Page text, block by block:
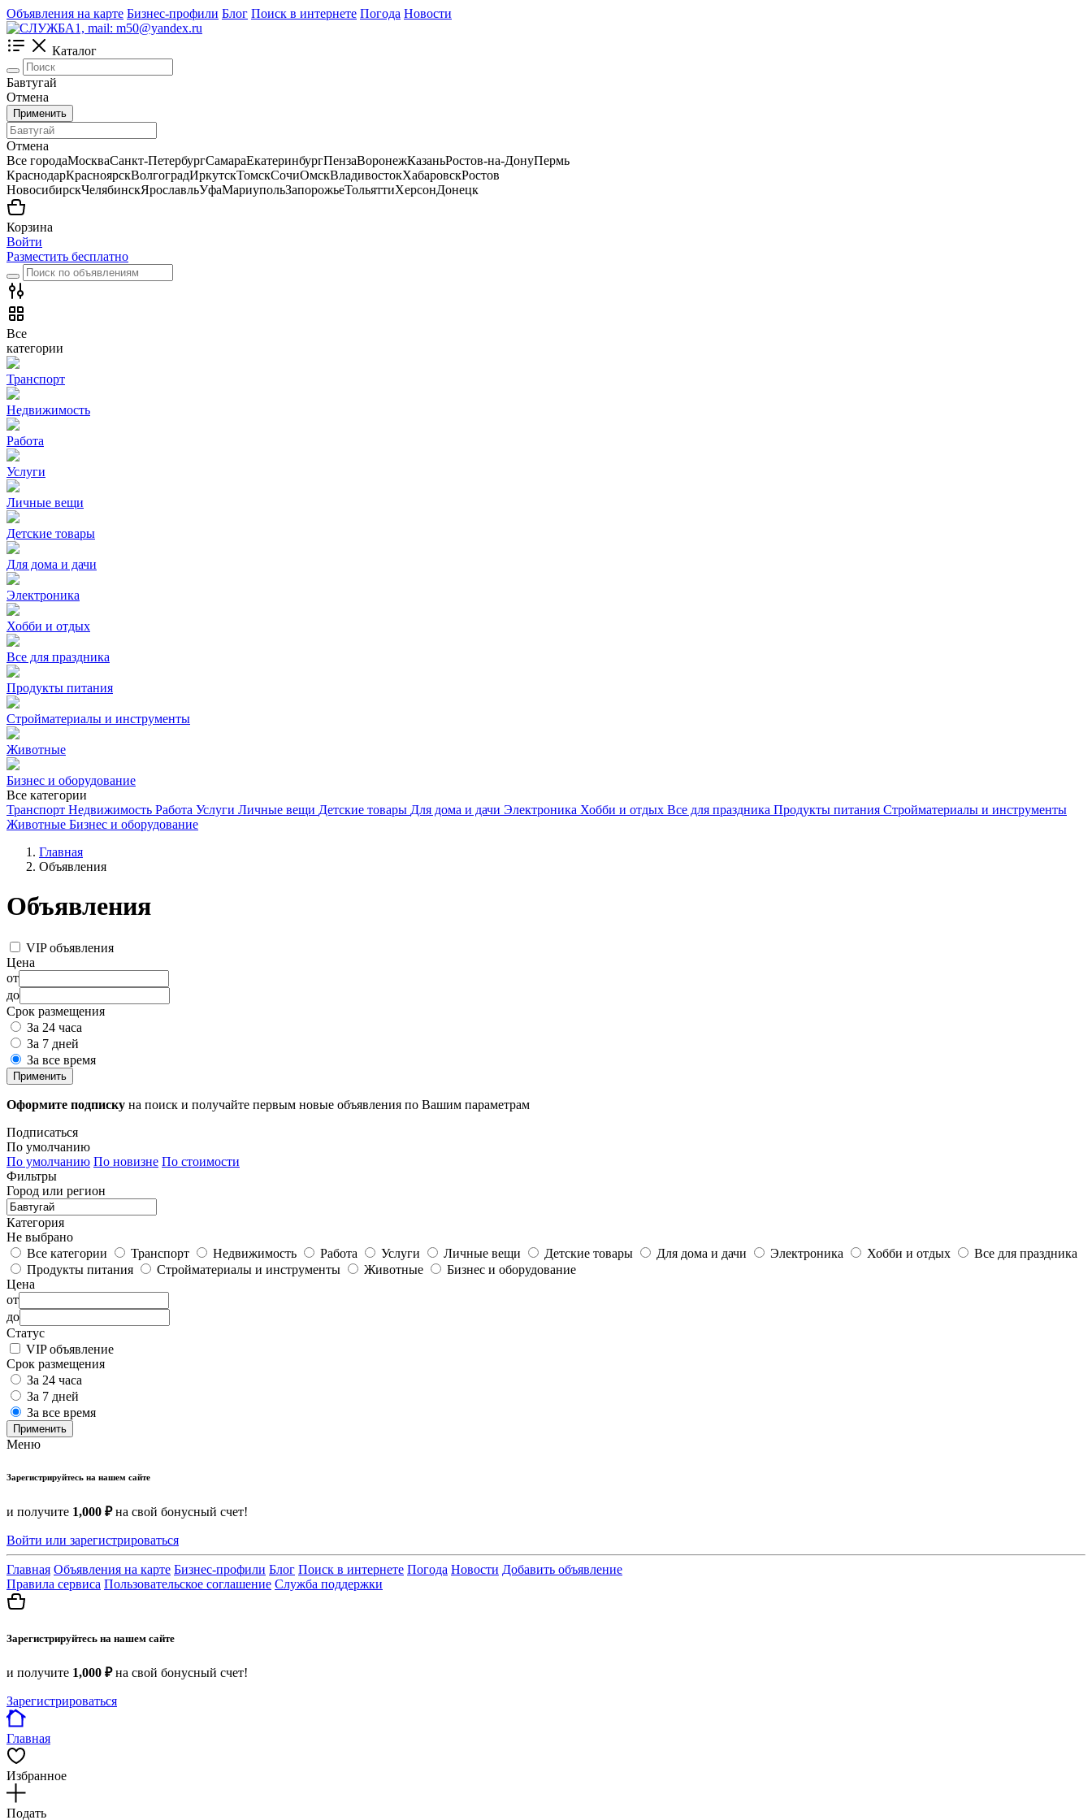
Объявления на карте Бизнес-профили Блог Поиск в интернете Погода Новости
Каталог
Бавтугай
Отмена
Применить
Отмена
Все городаМоскваСанкт-ПетербургСамараЕкатеринбургПензаВоронежКазаньРостов-на-ДонуПермь
КраснодарКрасноярскВолгоградИркутскТомскСочиОмскВладивостокХабаровскРостов
НовосибирскЧелябинскЯрославльУфаМариупольЗапорожьеТольяттиХерсонДонецк
Корзина
Войти
Разместить бесплатно
Все
категории
Транспорт
Недвижимость
Работа
Услуги
Личные вещи
Детские товары
Для дома и дачи
Электроника
Хобби и отдых
Все для праздника
Продукты питания
Стройматериалы и инструменты
Животные
Бизнес и оборудование
Все категории
Транспорт Недвижимость Работа Услуги Личные вещи Детские товары Для дома и дачи Электроника Хобби и отдых Все для праздника Продукты питания Стройматериалы и инструменты
Животные Бизнес и оборудование
Главная
Объявления
Объявления
VIP объявления
Цена
от
до
Срок размещения
За 24 часа
За 7 дней
За все время
Применить
Оформите подписку на поиск и получайте первым новые объявления по Вашим параметрам
Подписаться
По умолчанию
По умолчанию По новизне По стоимости
Фильтры
Город или регион
Категория
Не выбрано
Все категории
Транспорт Недвижимость Работа Услуги Личные вещи Детские товары Для дома и дачи Электроника Хобби и отдых
Все для праздника
Продукты питания
Стройматериалы и инструменты Животные
Бизнес и оборудование
Цена
от
до
Статус
VIP объявление
Срок размещения
За 24 часа
За 7 дней
За все время
Применить
Меню
Зарегистрируйтесь на нашем сайте
и получите 1,000 ₽на свой бонусный счет!
Войти или зарегистрироваться
Главная Объявления на карте Бизнес-профили Блог Поиск в интернете Погода Новости Добавить объявление
Правила сервиса Пользовательское соглашение Служба поддержки
Зарегистрируйтесь на нашем сайте
и получите 1,000 ₽на свой бонусный счет!
Зарегистрироваться
Главная
Избранное
Подать